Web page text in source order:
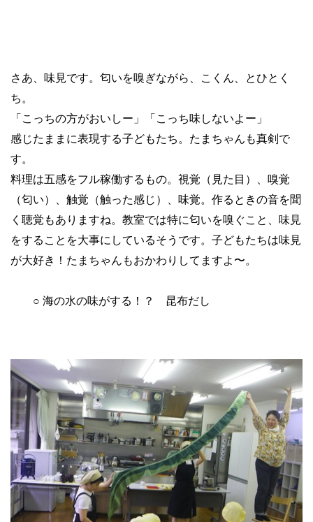
さあ、味見です。匂いを嗅ぎながら、こくん、とひとく
ち。
「こっちの方がおいしー」「こっち味しないよー」
感じたままに表現する子どもたち。たまちゃんも真剣で
す。
料理は五感をフル稼働するもの。視覚（見た目）、嗅覚
（匂い）、触覚（触った感じ）、味覚。作るときの音を聞
く聴覚もありますね。教室では特に匂いを嗅ぐこと、味見
をすることを大事にしているそうです。子どもたちは味見
が大好き！たまちゃんもおかわりしてますよ〜。
○ 海の水の味がする！？ 昆布だし